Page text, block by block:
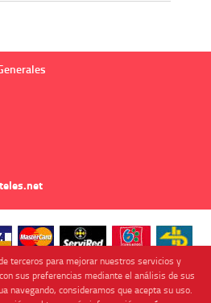
terceros para mejorar nuestros servicios y
sus preferencias mediante el análisis de sus
navegando, consideramos que acepta su uso.